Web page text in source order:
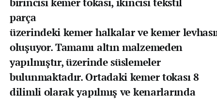
parça
üzerindeki kemer halkalar ve kemer
oluşuyor. Tamamı altın malzemeden
yapılmıştır, üzerinde süslemeler
bulunmaktadır. Ortadaki kemer tokası 8
dilimli olarak yapılmış ve kenarlarında